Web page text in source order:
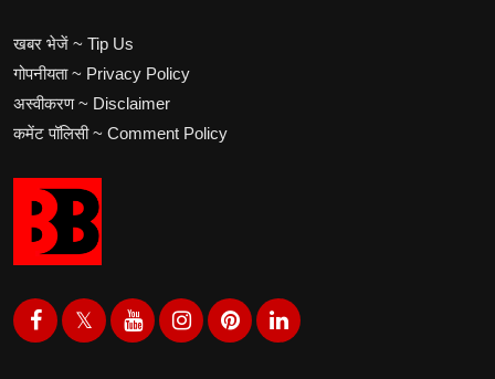
खबर भेजें ~ Tip Us
गोपनीयता ~ Privacy Policy
अस्वीकरण ~ Disclaimer
कमेंट पॉलिसी ~ Comment Policy